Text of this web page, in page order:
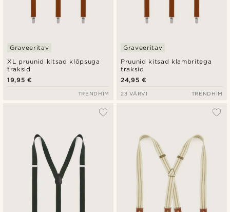
XL pruunid kitsad klõpsuga
traksid
Graveeritav
19,95 €
TRENDHIM
Pruunid kitsad klambritega
traksid
Graveeritav
24,95 €
23 VÄRVI TRENDHIM